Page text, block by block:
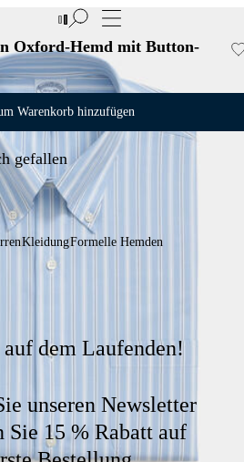
| Bis zu 50% Rabatt
Oxford-Hemd mit Button-
Warenkorb hinzufügen
gefallen
KleidungFormelle Hemden
dem Laufenden!
unseren Newsletter
Sie 15 % Rabatt auf